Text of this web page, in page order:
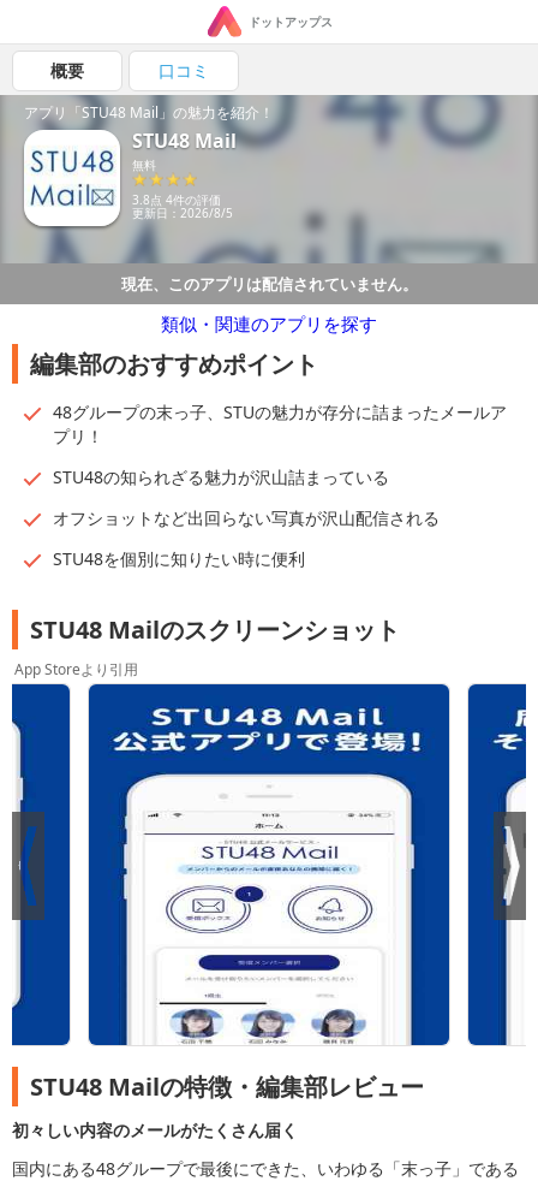
ドットアップス
概要 口コミ
アプリ「STU48 Mail」の魅力を紹介！
STU48 Mail
無料
3.8点 4件の評価
更新日：2026/8/5
現在、このアプリは配信されていません。
類似・関連のアプリを探す
編集部のおすすめポイント
48グループの末っ子、STUの魅力が存分に詰まったメールア
プリ！
STU48の知られざる魅力が沢山詰まっている
オフショットなど出回らない写真が沢山配信される
STU48を個別に知りたい時に便利
STU48 Mailのスクリーンショット
App Storeより引用
STU48 Mailの特徴・編集部レビュー
初々しい内容のメールがたくさん届く
国内にある48グループで最後にできた、いわゆる「末っ子」である